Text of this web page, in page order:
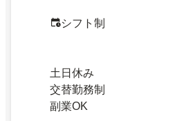
シフト制
土日休み
交替勤務制
副業OK